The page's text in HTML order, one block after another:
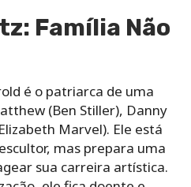
Família Não
é o patriarca de uma
(Ben Stiller), Danny
Marvel). Ele está
mas prepara uma
sua carreira artística.